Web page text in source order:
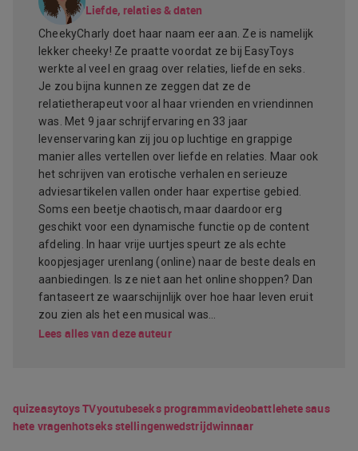
Liefde, relaties & daten
CheekyCharly doet haar naam eer aan. Ze is namelijk
lekker cheeky! Ze praatte voordat ze bij EasyToys
werkte al veel en graag over relaties, liefde en seks.
Je zou bijna kunnen ze zeggen dat ze de
relatietherapeut voor al haar vrienden en vriendinnen
was. Met 9 jaar schrijfervaring en 33 jaar
levenservaring kan zij jou op luchtige en grappige
manier alles vertellen over liefde en relaties. Maar ook
het schrijven van erotische verhalen en serieuze
adviesartikelen vallen onder haar expertise gebied.
Soms een beetje chaotisch, maar daardoor erg
geschikt voor een dynamische functie op de content
afdeling. In haar vrije uurtjes speurt ze als echte
koopjesjager urenlang (online) naar de beste deals en
aanbiedingen. Is ze niet aan het online shoppen? Dan
fantaseert ze waarschijnlijk over hoe haar leven eruit
zou zien als het een musical was…
Lees alles van deze auteur
quizeasytoys TVyoutubeseks programmavideobattlehete saus
hete vragenhotseks stellingenwedstrijdwinnaar